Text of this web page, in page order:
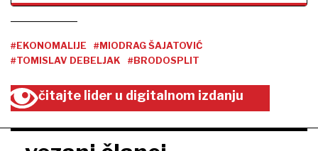
#EKONOMALIJE
#MIODRAG ŠAJATOVIĆ
#TOMISLAV DEBELJAK
#BRODOSPLIT
čitajte lider u digitalnom izdanju